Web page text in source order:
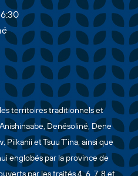
les territoires traditionnels et
Denésoliné, Dene
Piikanii et Tsuu T’ina, ainsi que
englobés par la province de
par les traités 4, 6, 7, 8 et